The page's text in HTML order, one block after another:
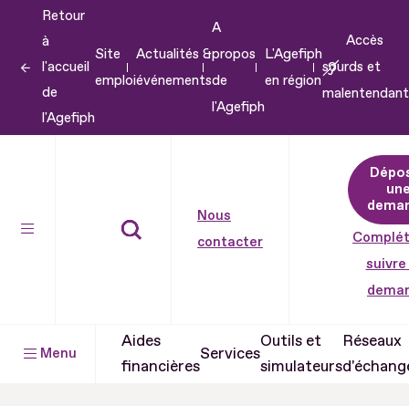
contenu
Retour
à
l'accueil
de
l'Agefiph
Site
emploi
Actualités &
événements
A
propos
de
l'Agefiph
L'Agefiph
en région
Accès
sourds et
Nous
contacter
suivre
Menu
Aides
financières
Services
Outils et
simulateurs
Réseaux